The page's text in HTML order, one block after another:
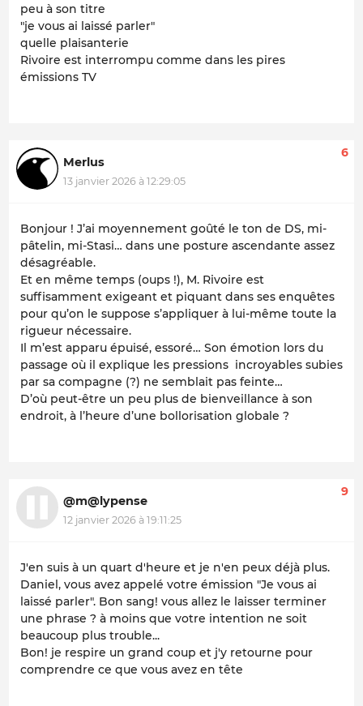
peu à son titre
"je vous ai laissé parler"
quelle plaisanterie
Rivoire est interrompu comme dans les pires
émissions TV
Merlus
13 janvier 2026 à 12:29:05
6
Bonjour ! J’ai moyennement goûté le ton de DS, mi-
pâtelin, mi-Stasi… dans une posture ascendante assez
désagréable.
Et en même temps (oups !), M. Rivoire est
suffisamment exigeant et piquant dans ses enquêtes
pour qu’on le suppose s’appliquer à lui-même toute la
rigueur nécessaire.
Il m’est apparu épuisé, essoré… Son émotion lors du
passage où il explique les pressions incroyables subies
par sa compagne (?) ne semblait pas feinte…
D’où peut-être un peu plus de bienveillance à son
endroit, à l’heure d’une bollorisation globale ?
@m@lypense
12 janvier 2026 à 19:11:25
9
J'en suis à un quart d'heure et je n'en peux déjà plus.
Daniel, vous avez appelé votre émission "Je vous ai
laissé parler". Bon sang! vous allez le laisser terminer
une phrase ? à moins que votre intention ne soit
beaucoup plus trouble...
Bon! je respire un grand coup et j'y retourne pour
comprendre ce que vous avez en tête